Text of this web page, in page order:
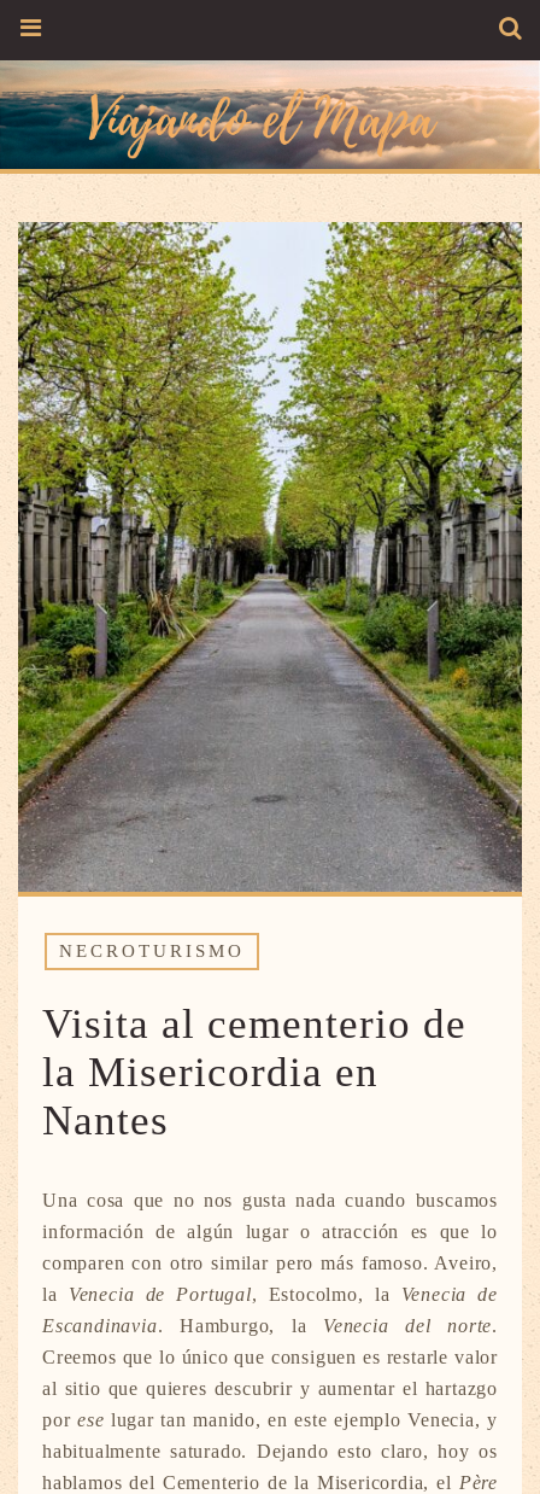
NECROTURISMO
Visita al cementerio de
la Misericordia en
Nantes
Una cosa que no nos gusta nada cuando buscamos
información de algún lugar o atracción es que lo
comparen con otro similar pero más famoso. Aveiro,
la Venecia de Portugal, Estocolmo, la Venecia de
Escandinavia. Hamburgo, la Venecia del norte.
Creemos que lo único que consiguen es restarle valor
al sitio que quieres descubrir y aumentar el hartazgo
por ese lugar tan manido, en este ejemplo Venecia, y
habitualmente saturado. Dejando esto claro, hoy os
hablamos del Cementerio de la Misericordia, el Père